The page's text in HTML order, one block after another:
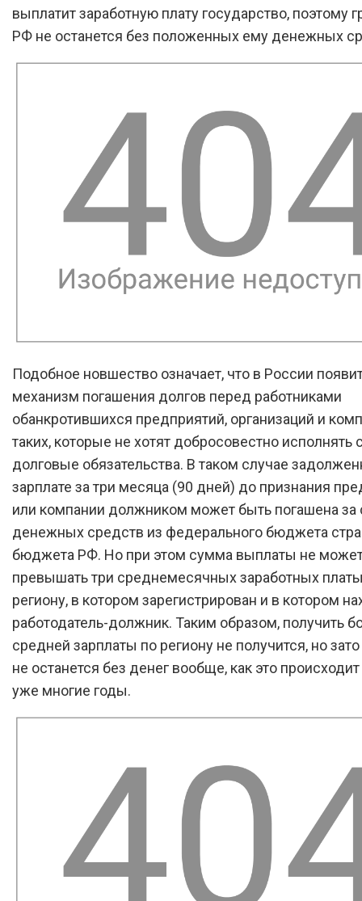
выплатит заработную плату государство, поэтому
РФ не останется без положенных ему денежных
Подобное новшество означает, что в России
механизм погашения долгов перед работниками
обанкротившихся предприятий, организаций и
таких, которые не хотят добросовестно исполнять
долговые обязательства. В таком случае
зарплате за три месяца (90 дней) до признания
или компании должником может быть погашена за
денежных средств из федерального бюджета
бюджета РФ. Но при этом сумма выплаты не
превышать три среднемесячных заработных
региону, в котором зарегистрирован и в котором
работодатель-должник. Таким образом, получить
средней зарплаты по региону не получится, но
не останется без денег вообще, как это
уже многие годы.